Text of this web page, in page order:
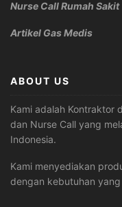
Nurse Call Rumah Sakit
Artikel Gas Medis
ABOUT US
Kami adalah Kontraktor
dan Nurse Call yang
Indonesia.
Kami menyediakan
dengan kebutuhan